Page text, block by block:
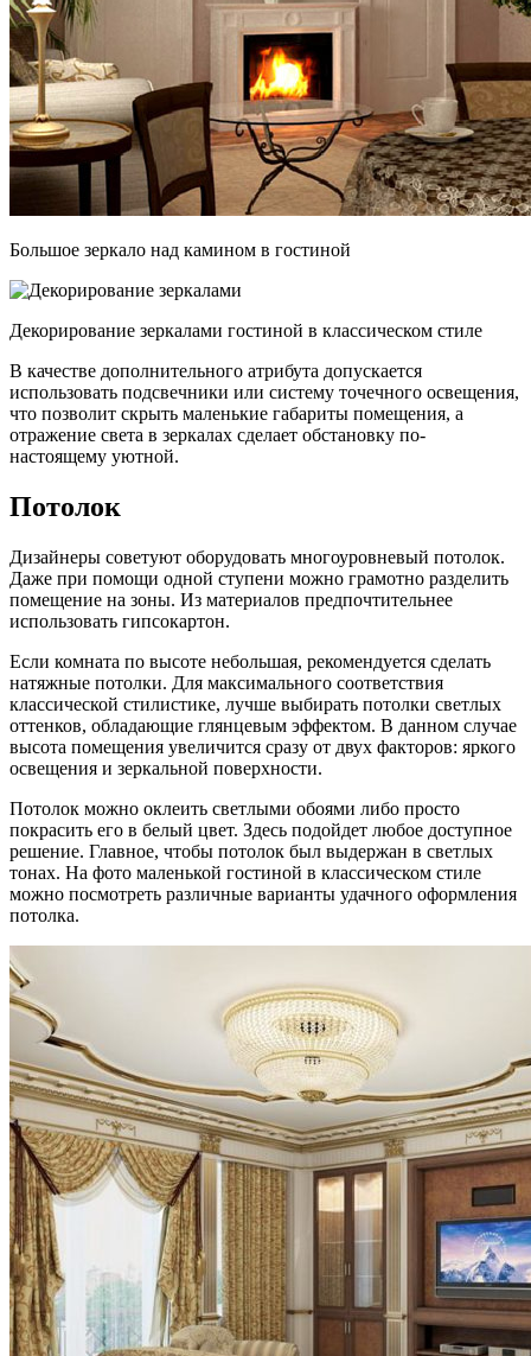
Большое зеркало над камином в гостиной
Декорирование зеркалами гостиной в классическом стиле
В качестве дополнительного атрибута допускается
использовать подсвечники или систему точечного освещения,
что позволит скрыть маленькие габариты помещения, а
отражение света в зеркалах сделает обстановку по-
настоящему уютной.
Потолок
Дизайнеры советуют оборудовать многоуровневый потолок.
Даже при помощи одной ступени можно грамотно разделить
помещение на зоны. Из материалов предпочтительнее
использовать гипсокартон.
Если комната по высоте небольшая, рекомендуется сделать
натяжные потолки. Для максимального соответствия
классической стилистике, лучше выбирать потолки светлых
оттенков, обладающие глянцевым эффектом. В данном случае
высота помещения увеличится сразу от двух факторов: яркого
освещения и зеркальной поверхности.
Потолок можно оклеить светлыми обоями либо просто
покрасить его в белый цвет. Здесь подойдет любое доступное
решение. Главное, чтобы потолок был выдержан в светлых
тонах. На фото маленькой гостиной в классическом стиле
можно посмотреть различные варианты удачного оформления
потолка.